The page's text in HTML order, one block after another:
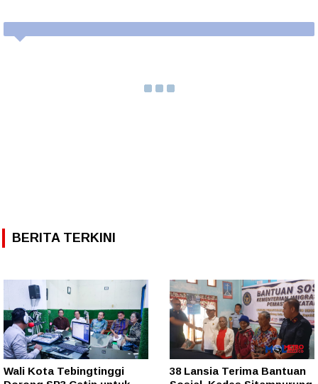
BERITA TERKINI
Wali Kota Tebingtinggi
38 Lansia Terima Bantuan